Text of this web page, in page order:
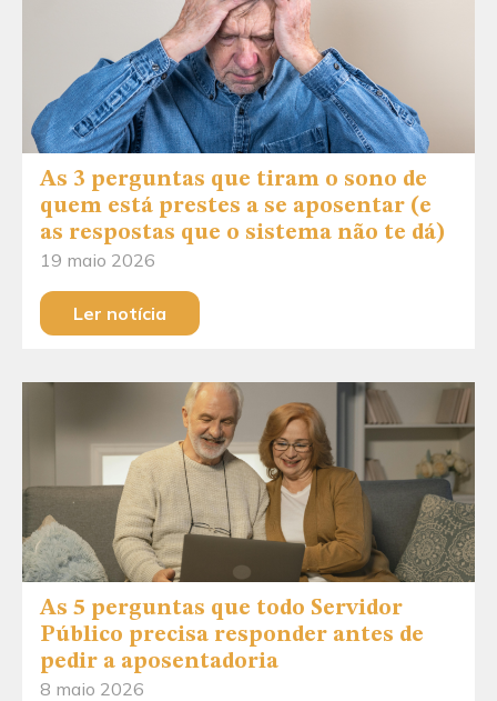
As 3 perguntas que tiram o sono de
quem está prestes a se aposentar (e
as respostas que o sistema não te dá)
19 maio 2026
Ler notícia
As 5 perguntas que todo Servidor
Público precisa responder antes de
pedir a aposentadoria
8 maio 2026